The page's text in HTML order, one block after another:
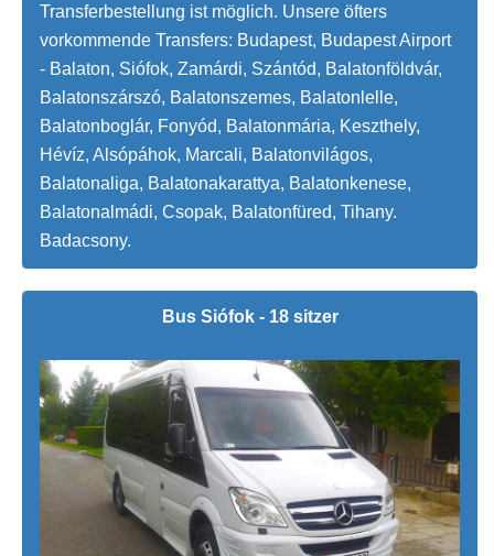
Transferbestellung ist möglich. Unsere öfters
vorkommende Transfers: Budapest, Budapest Airport
- Balaton, Siófok, Zamárdi, Szántód, Balatonföldvár,
Balatonszárszó, Balatonszemes, Balatonlelle,
Balatonboglár, Fonyód, Balatonmária, Keszthely,
Hévíz, Alsópáhok, Marcali, Balatonvilágos,
Balatonaliga, Balatonakarattya, Balatonkenese,
Balatonalmádi, Csopak, Balatonfüred, Tihany.
Badacsony.
Bus Siófok - 18 sitzer